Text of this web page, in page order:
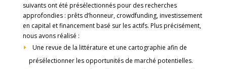
suivants ont été présélectionnés pour des recherches
approfondies : prêts d’honneur, crowdfunding, investissement
en capital et financement basé sur les actifs. Plus précisément,
nous avons réalisé :
Une revue de la littérature et une cartographie afin de
présélectionner les opportunités de marché potentielles.